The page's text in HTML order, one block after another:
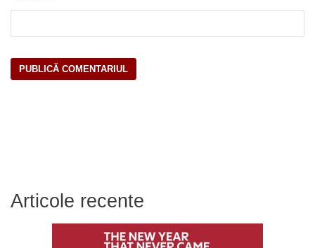
Articole recente